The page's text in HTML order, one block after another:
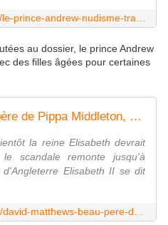
au dossier, le prince Andrew
des filles âgées pour certaines
David Matthews, beau-père de Pippa Middleton, mis en examen à Paris pour "viol sur mineure" - MOINS de BIENS PLUS de LIENS
la reine Elisabeth devrait
scandale remonte jusqu'à
Elisabeth II se dit